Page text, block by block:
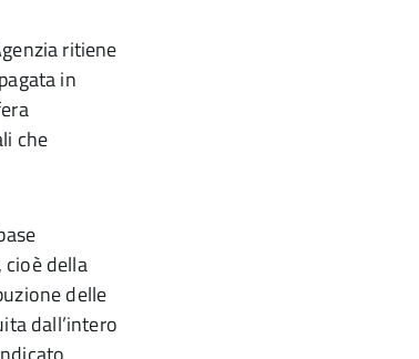
ritiene
in
che
della
delle
dall’intero